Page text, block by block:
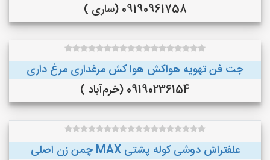
09190961758 (ساری )
جت فن تهویه هواکش هوا کش مرغداری مرغ داری
09190236154 (خرم‌آباد )
علفتراش دوشی کوله پشتی MAX چمن زن اصلی